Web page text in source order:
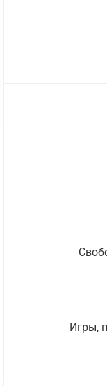
Игры,